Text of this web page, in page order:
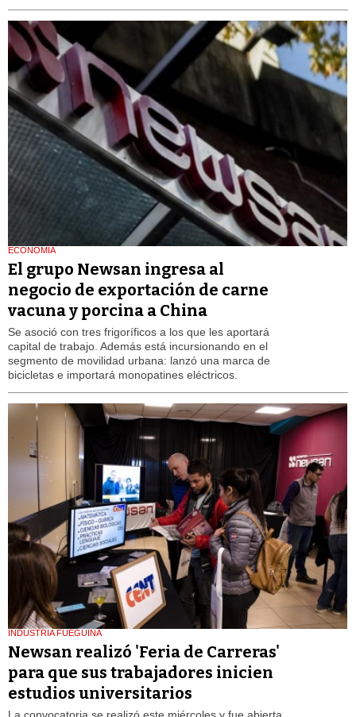
ECONOMÍA
El grupo Newsan ingresa al
negocio de exportación de carne
vacuna y porcina a China
Se asoció con tres frigoríficos a los que les aportará
capital de trabajo. Además está incursionando en el
segmento de movilidad urbana: lanzó una marca de
bicicletas e importará monopatines eléctricos.
INDUSTRIA FUEGUINA
Newsan realizó 'Feria de Carreras'
para que sus trabajadores inicien
estudios universitarios